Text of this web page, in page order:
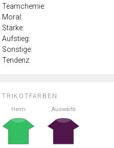
TRIKOTFARBEN:
Heim Auswärts
Teamchemie:
Moral:
Stärke:
Aufstieg:
Sonstige:
Tendenz: